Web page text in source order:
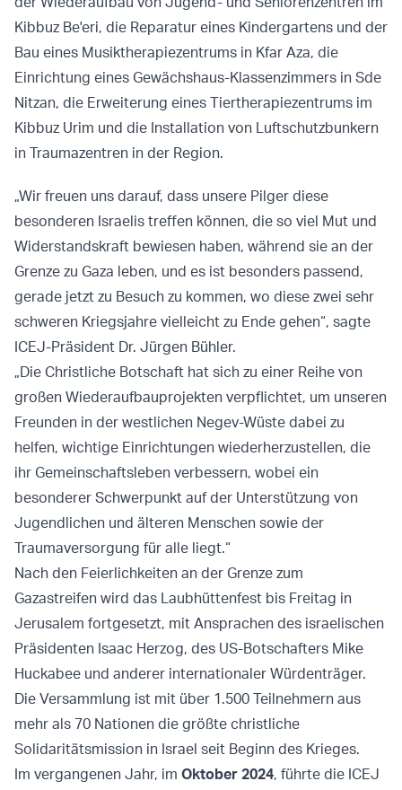
Kibbuz Be'eri, die Reparatur eines Kindergartens und der
Bau eines Musiktherapiezentrums in Kfar Aza, die
Einrichtung eines Gewächshaus-Klassenzimmers in Sde
Nitzan, die Erweiterung eines Tiertherapiezentrums im
Kibbuz Urim und die Installation von Luftschutzbunkern
in Traumazentren in der Region.
„Wir freuen uns darauf, dass unsere Pilger diese
besonderen Israelis treffen können, die so viel Mut und
Widerstandskraft bewiesen haben, während sie an der
Grenze zu Gaza leben, und es ist besonders passend,
gerade jetzt zu Besuch zu kommen, wo diese zwei sehr
schweren Kriegsjahre vielleicht zu Ende gehen“, sagte
ICEJ-Präsident Dr. Jürgen Bühler.
„Die Christliche Botschaft hat sich zu einer Reihe von
großen Wiederaufbauprojekten verpflichtet, um unseren
Freunden in der westlichen Negev-Wüste dabei zu
helfen, wichtige Einrichtungen wiederherzustellen, die
ihr Gemeinschaftsleben verbessern, wobei ein
besonderer Schwerpunkt auf der Unterstützung von
Jugendlichen und älteren Menschen sowie der
Traumaversorgung für alle liegt.“
Nach den Feierlichkeiten an der Grenze zum
Gazastreifen wird das Laubhüttenfest bis Freitag in
Jerusalem fortgesetzt, mit Ansprachen des israelischen
Präsidenten Isaac Herzog, des US-Botschafters Mike
Huckabee und anderer internationaler Würdenträger.
Die Versammlung ist mit über 1.500 Teilnehmern aus
mehr als 70 Nationen die größte christliche
Solidaritätsmission in Israel seit Beginn des Krieges.
Im vergangenen Jahr, im Oktober 2024, führte die ICEJ